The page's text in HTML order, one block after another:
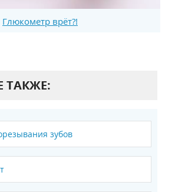
Глюкометр врёт?!
ТАКЖЕ:
зубов